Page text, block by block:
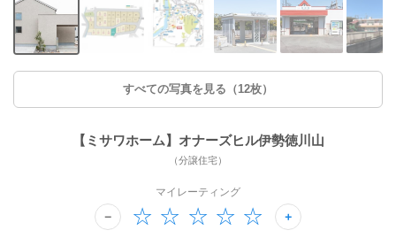
すべての写真を見る（12枚）
【ミサワホーム】オナーズヒル伊勢徳川山
（分譲住宅）
マイレーティング